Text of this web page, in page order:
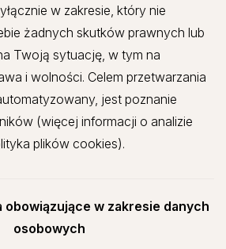
w zakresie, który nie
żadnych skutków prawnych lub
Twoją sytuację, w tym na
i wolności. Celem przetwarzania
jest poznanie
(więcej informacji o analizie
plików cookies).
obowiązujące w zakresie danych
osobowych